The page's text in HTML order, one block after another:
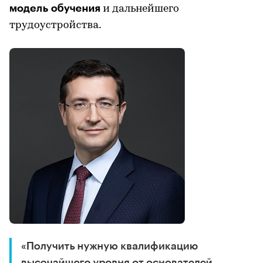
модель обучения и дальнейшего
трудоустройства.
«Получить нужную квалификацию